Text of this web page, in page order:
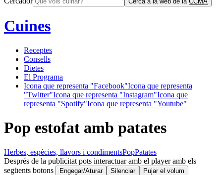
Cuines
Receptes
Consells
Dietes
El Programa
Icona que representa "Facebook"Icona que representa
"Twitter"Icona que representa "Instagram"Icona que
representa "Spotify"Icona que representa "Youtube"
Pop estofat amb patates
Herbes, espècies, llavors i condimentsPopPatates
Després de la publicitat pots interactuar amb el player amb els
següents botons
Engegar/Aturar Silenciar
Pujar el volum